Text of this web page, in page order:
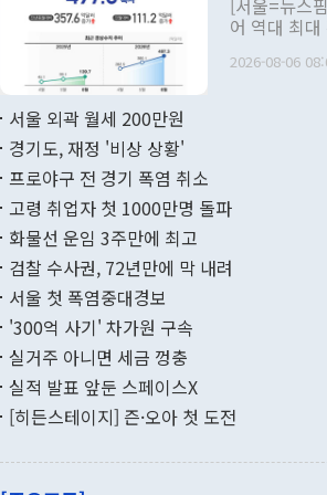
관 부처 장
관의 무리한
다. [정동영 통일부 장관이 지난달 23일 오후 서울 종로구 정부서울청사에
무너졌다고
함께 4자 대
"우리의 선
관은 업무
[서울=뉴스
어 역대 최
료=한국은행] 한국은행이 6일 발표한 '2026년 6월 국제수지(잠정)'
며 월간 기
196.9% 급
수출은
기록했지만
로 전환됐다.
는 배당수입
2026-08-06
서울 외곽 월세 200만원
경기도, 재정 '비상 상황'
프로야구 전 경기 폭염 취소
고령 취업자 첫 1000만명 돌파
화물선 운임 3주만에 최고
검찰 수사권, 72년만에 막 내려
서울 첫 폭염중대경보
'300억 사기' 차가원 구속
실거주 아니면 세금 껑충
실적 발표 앞둔 스페이스X
[히든스테이지] 즌·오아 첫 도전